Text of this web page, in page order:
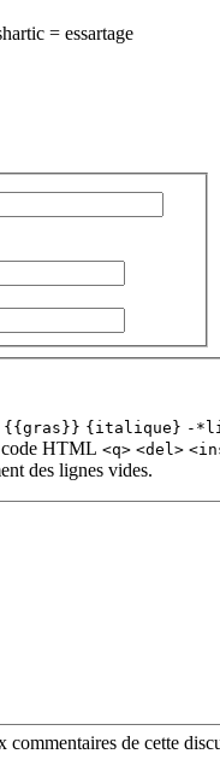
= essartage
{{gras}} {italique} -
code HTML <q> <del>
des lignes vides.
commentaires de cette